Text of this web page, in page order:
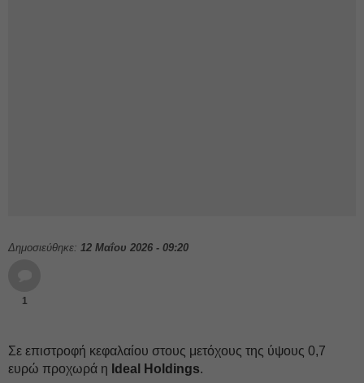
Δημοσιεύθηκε: 12 Μαΐου 2026 - 09:20
1
Σε επιστροφή κεφαλαίου στους μετόχους της ύψους 0,7
ευρώ προχωρά η Ideal Holdings.